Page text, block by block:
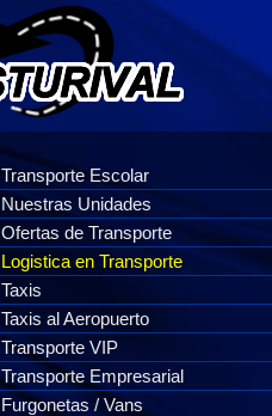
Transporte Escolar
Nuestras Unidades
Ofertas de Transporte
Logistica en Transporte
Taxis
Taxis al Aeropuerto
Transporte VIP
Transporte Empresarial
Furgonetas / Vans